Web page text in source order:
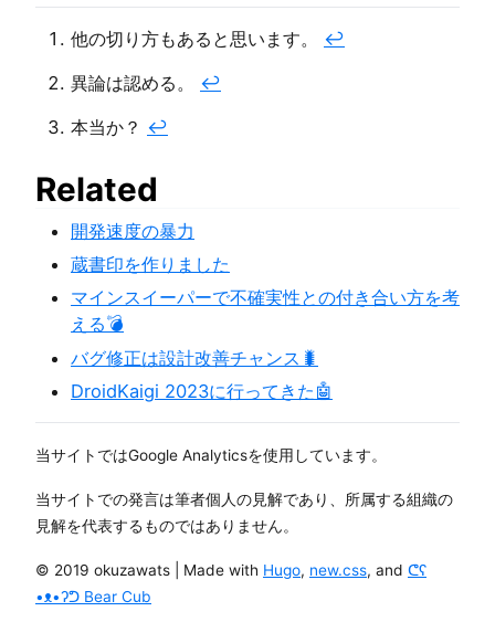
他の切り方もあると思います。 ↩︎
異論は認める。 ↩︎
本当か？ ↩︎
Related
開発速度の暴力
蔵書印を作りました
マインスイーパーで不確実性との付き合い方を考
える💣
バグ修正は設計改善チャンス🐛
DroidKaigi 2023に行ってきた🤖
当サイトではGoogle Analyticsを使用しています。
当サイトでの発言は筆者個人の見解であり、所属する組織の
見解を代表するものではありません。
© 2019 okuzawats | Made with Hugo, new.css, and ᕦʕ
•ᴥ•ʔᕤ Bear Cub